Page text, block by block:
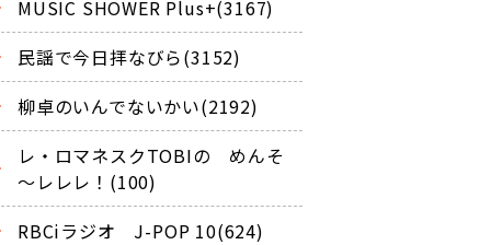
MUSIC SHOWER Plus+(3167)
民謡で今日拝なびら(3152)
柳卓のいんでないかい(2192)
レ・ロマネスクTOBIの めんそ
～レレレ！(100)
RBCiラジオ J-POP 10(624)